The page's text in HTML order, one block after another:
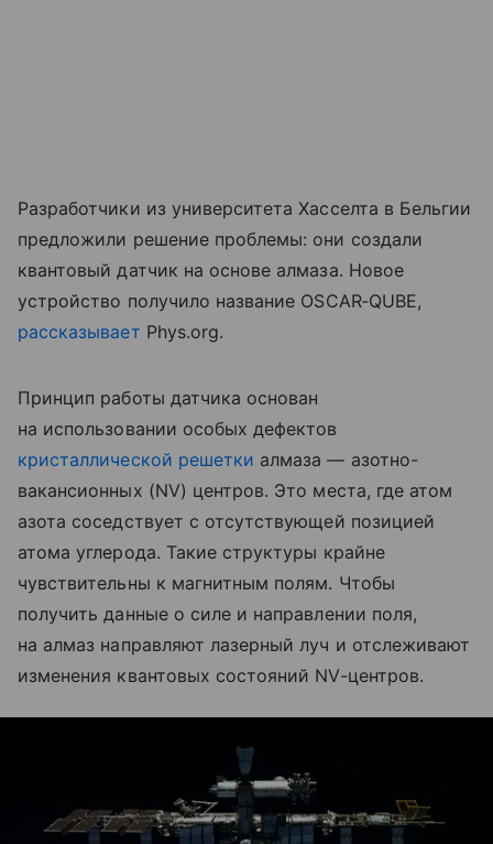
Разработчики из университета Хасселта в Бельгии
предложили решение проблемы: они создали
квантовый датчик на основе алмаза. Новое
устройство получило название OSCAR‑QUBE,
рассказывает Phys.org.
Принцип работы датчика основан
на использовании особых дефектов
кристаллической решетки алмаза — азотно-
вакансионных (NV) центров. Это места, где атом
азота соседствует с отсутствующей позицией
атома углерода. Такие структуры крайне
чувствительны к магнитным полям. Чтобы
получить данные о силе и направлении поля,
на алмаз направляют лазерный луч и отслеживают
изменения квантовых состояний NV‑центров.